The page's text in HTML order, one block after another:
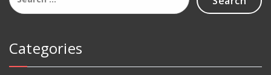
Categories